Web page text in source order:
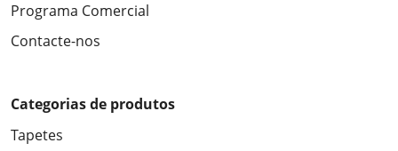
Programa Comercial
Contacte-nos
Categorias de produtos
Tapetes